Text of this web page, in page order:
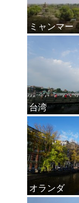
ミャンマー
台湾
オランダ